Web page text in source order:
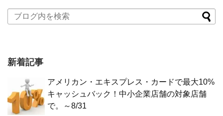
新着記事
アメリカン・エキスプレス・カードで最大10%
キャッシュバック！中小企業店舗の対象店舗
で。～8/31